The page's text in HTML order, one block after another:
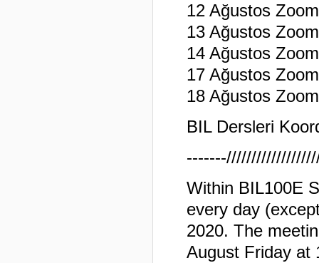
12 Ağustos
13 Ağustos
14 Ağustos
17 Ağustos
18 Ağustos
BIL Dersleri
Within BIL100E
every day
2020. The
August Friday at